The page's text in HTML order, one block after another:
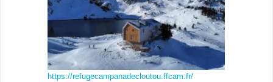
https://refugecampanadecloutou.ffcam.fr/